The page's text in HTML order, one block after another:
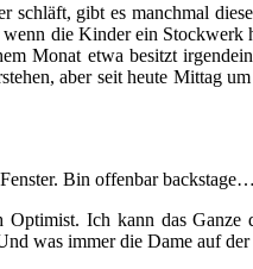
schläft, gibt es manchmal
die Kinder ein Stockwerk
Monat etwa besitzt
aber seit heute Mittag
Bin offenbar
Ich kann das Ganze
was immer die Dame auf